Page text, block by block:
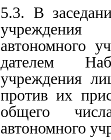
5.3. В
учреждения
автономного
дателем
учреждения
против их
общего
автономного